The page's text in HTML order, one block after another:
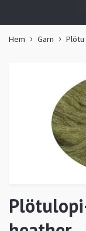
Hem Garn Plötu